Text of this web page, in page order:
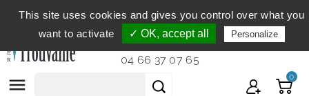
Service clientèle
du lundi au vendredi de 9h à 12h et
de 14h à 18h...
04 66 37 07 65
 0
This site uses cookies and gives you control over what you
want to activate
✓ OK, accept all Personalize